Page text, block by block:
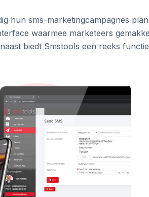
hun sms-marketingcampagnes
waarmee marketeers
biedt Smstools een reeks